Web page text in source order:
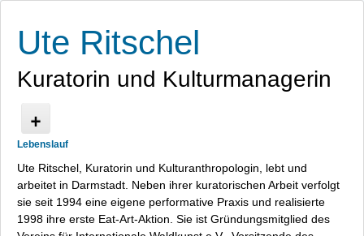
Ute Ritschel
Kuratorin und Kulturmanagerin
Start
Presse
Finland Wild Food
Fruga Food and Fruga Food Table
Lebenslauf
Lebenslauf
Ute Ritschel, Kuratorin und Kulturanthropologin, lebt und
arbeitet in Darmstadt. Neben ihrer kuratorischen Arbeit verfolgt
sie seit 1994 eine eigene performative Praxis und realisierte
1998 ihre erste Eat-Art-Aktion. Sie ist Gründungsmitglied des